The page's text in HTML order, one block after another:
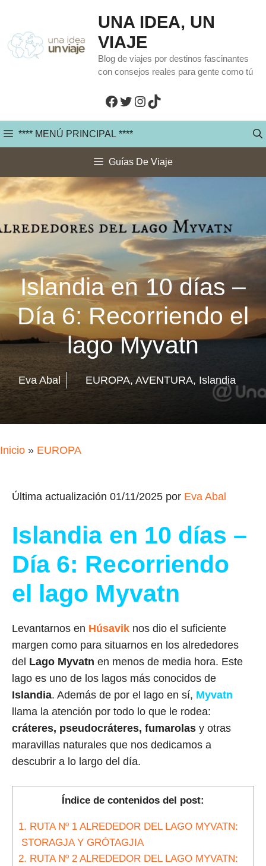
contenido
UNA IDEA, UN
VIAJE
Blog de viajes por destinos fascinantes
con consejos reales para gente como tú
Facebook
Twitter
Instagram
TikTok
**** MENÚ PRINCIPAL ****
Guías De Viaje
Islandia en 10 días –
Día 6: Recorriendo el
lago Myvatn
Eva Abal EUROPA,AVENTURA, Islandia
Inicio » EUROPA
Última actualización 01/11/2025 por Eva Abal
Islandia en 10 días –
Día 6: Recorriendo
el lago Myvatn
Levantarnos en Húsavik nos dio el suficiente
margen como para situarnos en los alrededores
del Lago Myvatn en menos de media hora. Este
lago es uno de los lagos más conocidos de
Islandia. Además de por el lago en sí, Myvatn
llama la atención por todo lo que le rodea:
cráteres, pseudocráteres, fumarolas y otras
maravillas naturales que nos dedicamos a
descubrir a lo largo del día.
Índice de contenidos del post:
1. RUTA Nº 1 ALREDEDOR DEL LAGO MYVATN:
STORAGJA Y GRÓTAGJIA
2. RUTA Nº 2 ALREDEDOR DEL LAGO MYVATN: